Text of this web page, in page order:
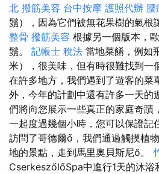
北 撥筋美容 台中按摩 護照代辦 腰
鬚），因為它們被無花果樹的氣根
整骨 撥筋美容 根據另一個版本，
鬚。 記帳士 稅法 當地菜餚，例如
米），很美味，但有時很難找到一
在許多地方，我們遇到了遊客的菜
外，今年的計劃中還有許多一天的
們將向您展示一些真正的家庭奇蹟
一起度過幾個小時，您可以保證記
訪問了哥德爾ő，我們通過觸摸植
地的景點，走到馬里奧貝斯尼ő。
CserkeszőlőSpa中進行1天的沐浴